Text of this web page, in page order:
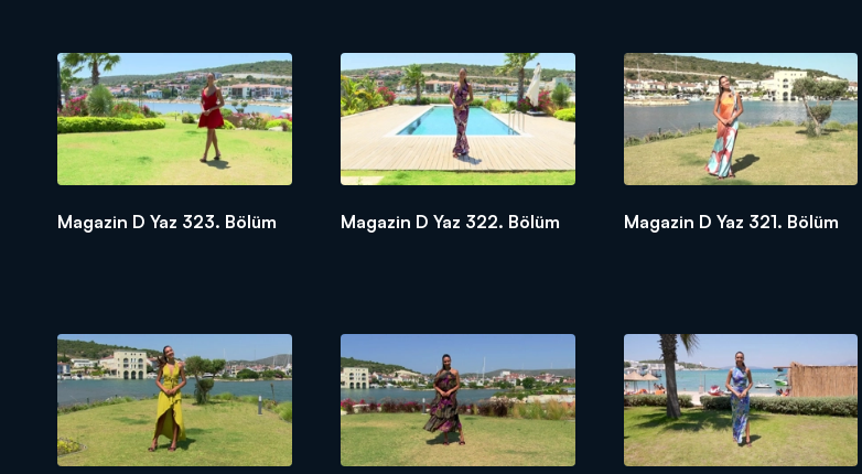
Magazin D Yaz 323. Bölüm Magazin D Yaz 322. Bölüm Magazin D Yaz 321. Bölüm